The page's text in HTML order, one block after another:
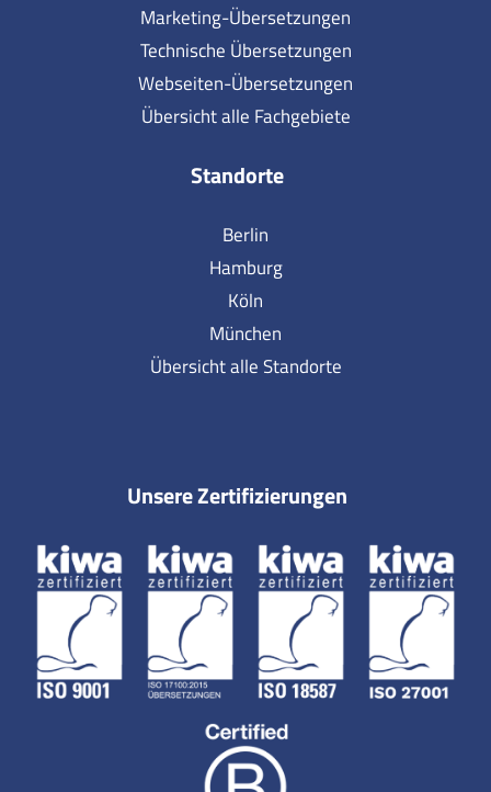
Marketing-Übersetzungen
Technische Übersetzungen
Webseiten-Übersetzungen
Übersicht alle Fachgebiete
Standorte
Berlin
Hamburg
Köln
München
Übersicht alle Standorte
Unsere Zertifizierungen